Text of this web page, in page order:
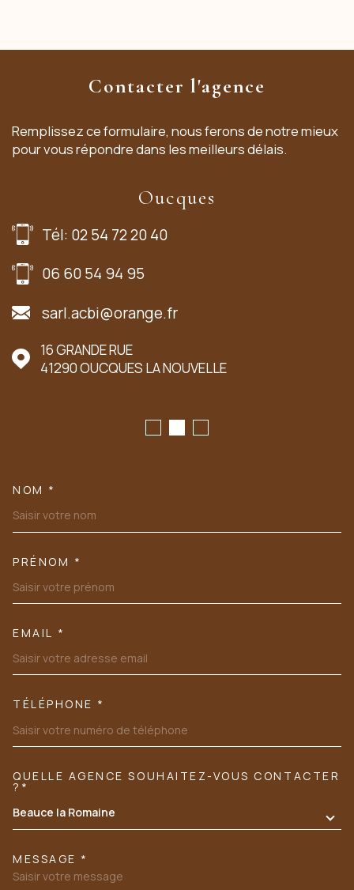
Contacter l'agence
Remplissez ce formulaire, nous ferons de notre mieux
pour vous répondre dans les meilleurs délais.
Oucques
Tél: 02 54 72 20 40
06 60 54 94 95
sarl.acbi@orange.fr
16 GRANDE RUE
41290 OUCQUES LA NOUVELLE
NOM *
PRÉNOM *
EMAIL *
TÉLÉPHONE *
TRAD_MELTEM_VOREDEMANDE
QUELLE AGENCE SOUHAITEZ-VOUS CONTACTER
?*
Beauce la Romaine
MESSAGE *